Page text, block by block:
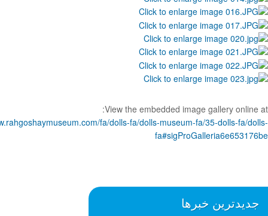
View the embedded image gallery online at:
fa/dolls-fa/dolls-museum-fa/35-dolls-fa/dolls-
fa#sigProGalleria6e653176be
جدیدترین خبرها